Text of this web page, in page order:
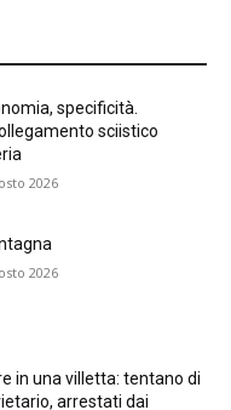
specificità.
sciistico
2026
2026
in una villetta: tentano di
arrestati dai